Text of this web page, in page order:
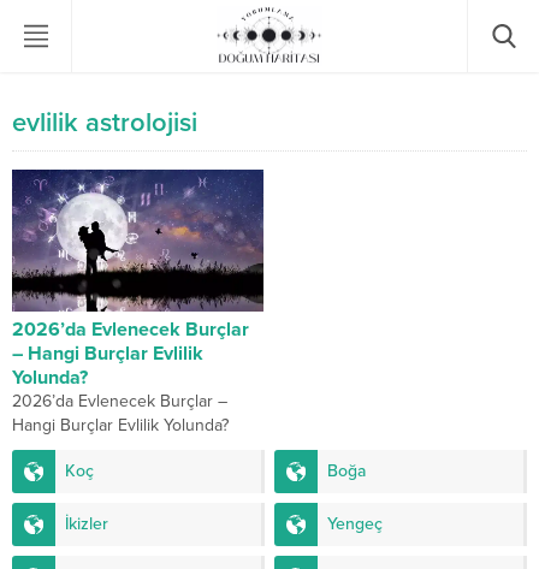
evlilik astrolojisi
2026’da Evlenecek Burçlar
– Hangi Burçlar Evlilik
Yolunda?
2026’da Evlenecek Burçlar –
Hangi Burçlar Evlilik Yolunda?
2026 yılı, gökyüzü açısından
duygusal dengelerin yeniden
kurulduğu, ciddi kararların alındığı
bir...
Koç Boğa
İkizler Yengeç